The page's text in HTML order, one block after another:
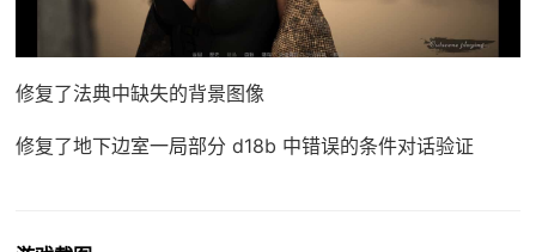
修复了法典中缺失的背景图像
修复了地下边室一局部分 d18b 中错误的条件对话验证